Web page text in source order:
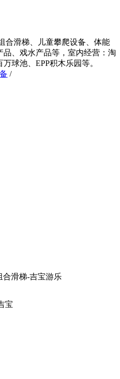
合滑梯、儿童攀爬设备、体能
、戏水产品等，室内经营：淘
球池、EPP积木乐园等。
/
合滑梯-吉宝游乐
宝